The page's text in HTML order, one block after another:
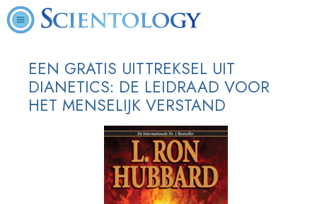
EEN GRATIS UITTREKSEL UIT
DIANETICS: DE LEIDRAAD VOOR
HET MENSELIJK VERSTAND